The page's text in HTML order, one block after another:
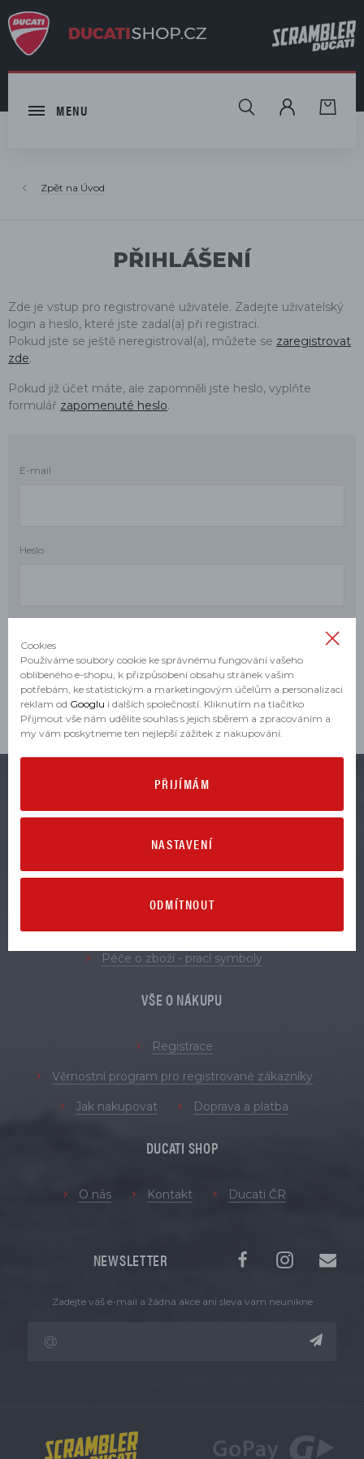
MENU HLEDAT
Úvod
PŘIHLÁŠENÍ
Zde je vstup pro registrované uživatele. Zadejte uživatelský
login a heslo, které jste zadal(a) při registraci.
Pokud jste se ještě neregistroval(a), můžete se zaregistrovat
zde.
Pokud již účet máte, ale zapomněli jste heslo, vyplňte
formulář zapomenuté heslo.
E-mail
Heslo
VŠE O ZBOŽÍ
Obchodní podmínky
Zásady zpracování osobních údajů
Vrácení a výměna zboží
Péče o zboží - prací symboly
VŠE O NÁKUPU
Registrace
Věrnostní program pro registrované zákazníky
Jak nakupovat Doprava a platba
DUCATI SHOP
O nás Kontakt Ducati ČR
NEWSLETTER
Zadejte váš e-mail a žádná akce ani sleva vám neunikne
Cookies
Používáme soubory cookie ke správnému fungování vašeho
oblíbeného e-shopu, k přizpůsobení obsahu stránek vašim
potřebám, ke statistickým a marketingovým účelům a personalizaci
reklam od Googlu i dalších společností. Kliknutím na tlačítko
Přijmout vše nám udělíte souhlas s jejich sběrem a zpracováním a
my vám poskytneme ten nejlepší zážitek z nakupování.
PŘIJÍMÁM
NASTAVENÍ
ODMÍTNOUT